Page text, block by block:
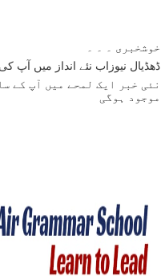
ڈھڈیال نیوزاب نئے انداز میں آپ
نئی خبر ایک لمحے میں آپ کے